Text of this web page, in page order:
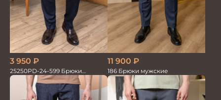
3 950 ₽
25250PD-24-599 Брюки
мужские
11 900 ₽
186 Брюки мужские